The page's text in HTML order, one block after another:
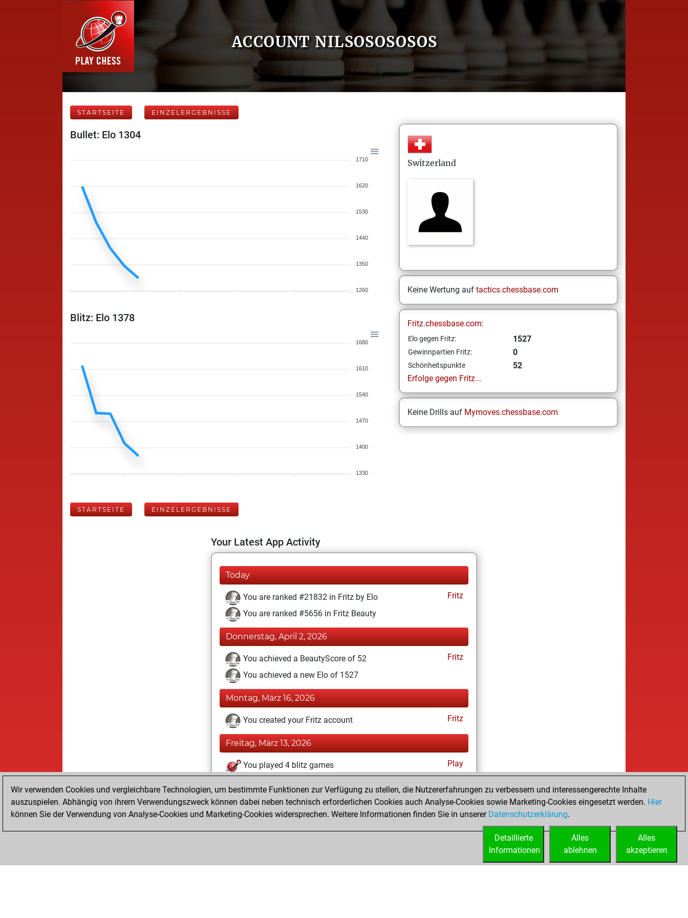
ACCOUNT NILSOSOSOSOS
STARTSEITE EINZELERGEBNISSE
Bullet: Elo 1304
1710
1620
1530
1440
1350
1260
Blitz: Elo 1378
1680
1610
1540
1470
1400
1330
Switzerland
Keine Wertung auf tactics.chessbase.com
Fritz.chessbase.com:
Elo gegen Fritz: 1527
Gewinnpartien Fritz: 0
Schönheitspunkte
52
Erfolge gegen Fritz...
Keine Drills auf Mymoves.chessbase.com
STARTSEITE EINZELERGEBNISSE
Your Latest App Activity
Today
You are ranked #21832 in Fritz by Elo
Fritz
You are ranked #5656 in Fritz Beauty
Donnerstag, April 2, 2026
You achieved a BeautyScore of 52
Fritz
You achieved a new Elo of 1527
Montag, März 16, 2026
You created your Fritz account Fritz
Freitag, März 13, 2026
You played 4 blitz games
Play
You played 4 bullet games
You scored +0 =0 -4 in bullet
Wir verwenden Cookies und vergleichbare Technologien, um bestimmte Funktionen zur Verfügung zu stellen, die Nutzererfahrungen zu verbessern und interessengerechte Inhalte
auszuspielen. Abhängig von ihrem Verwendungszweck können dabei neben technisch erforderlichen Cookies auch Analyse-Cookies sowie Marketing-Cookies eingesetzt werden. Hier
können Sie der Verwendung von Analyse-Cookies und Marketing-Cookies widersprechen. Weitere Informationen finden Sie in unserer Datenschutzerklärung.
Alles
akzeptieren
Alles
ablehnen
Detaillierte
Informationen